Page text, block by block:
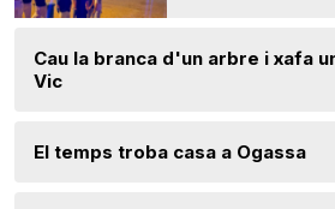
Cau la branca d'un arbre i xafa
Vic
El temps troba casa a Ogassa